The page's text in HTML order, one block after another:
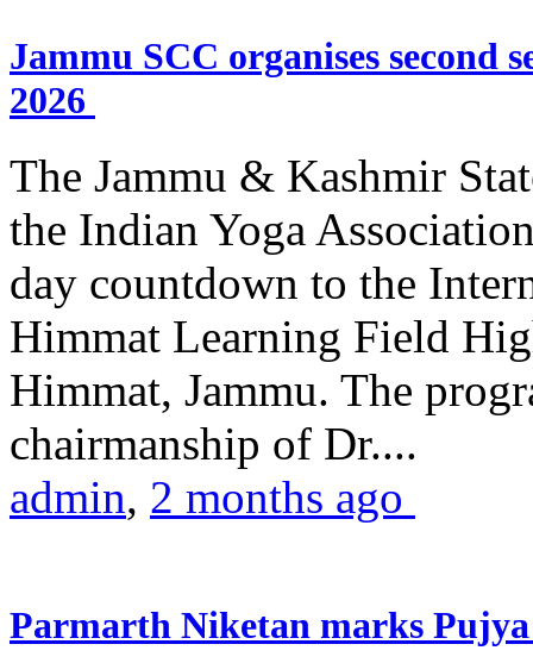
Jammu SCC organises second
2026
The Jammu & Kashmir
the Indian Yoga
day countdown to the
Himmat Learning Field
Himmat, Jammu. The
chairmanship of Dr....
admin, 2 months ago
Parmarth Niketan marks